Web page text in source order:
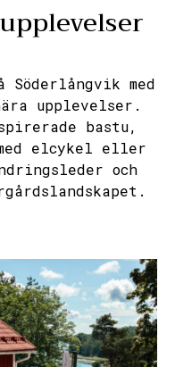
med
upplevelser.
bastu,
elcykel eller
och